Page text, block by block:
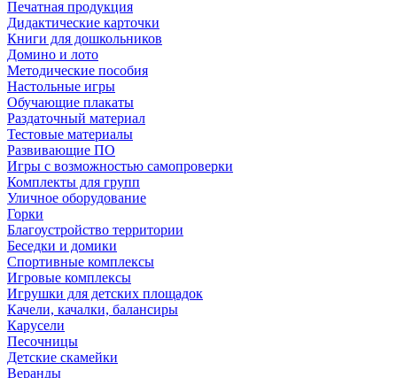
Печатная продукция
Дидактические карточки
Книги для дошкольников
Домино и лото
Методические пособия
Настольные игры
Обучающие плакаты
Раздаточный материал
Тестовые материалы
Развивающие ПО
Игры с возможностью самопроверки
Комплекты для групп
Уличное оборудование
Горки
Благоустройство территории
Беседки и домики
Спортивные комплексы
Игровые комплексы
Игрушки для детских площадок
Качели, качалки, балансиры
Карусели
Песочницы
Детские скамейки
Веранды